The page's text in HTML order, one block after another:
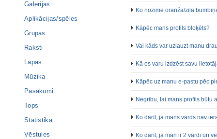
Galerijas
Aplikācijas/spēles
Grupas
Raksti
Lapas
Mūzika
Pasākumi
Tops
Statistika
Vēstules
Ko nozīmē oranžā/zilā
Kāpēc mans profils bloķēts?
Vai kāds var uzlauzt manu
Kā es varu izdzēst savu
Kāpēc uz manu e-pastu pēc
Negribu, lai mans profils būtu
Ko darīt, ja mans vārds nav
Ko darīt, ja man ir 2 vārdi un